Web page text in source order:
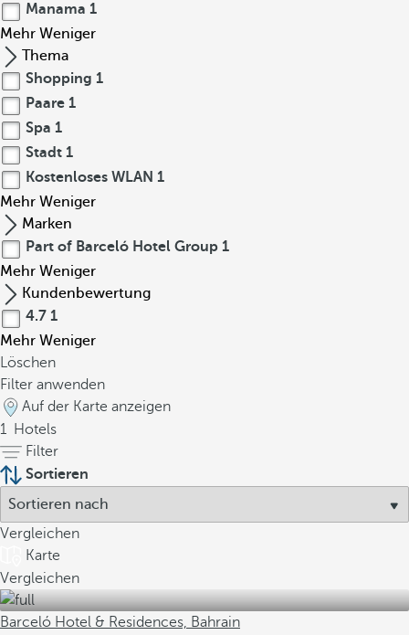
Manama 1
Mehr Weniger
Thema
Shopping 1
Paare 1
Spa 1
Stadt 1
Kostenloses WLAN 1
Mehr Weniger
Marken
Part of Barceló Hotel Group 1
Mehr Weniger
Kundenbewertung
4.7 1
Mehr Weniger
Löschen
Filter anwenden
Auf der Karte anzeigen
1 Hotels
Filter
Sortieren
Vergleichen
Karte
Vergleichen
Barceló Hotel & Residences, Bahrain